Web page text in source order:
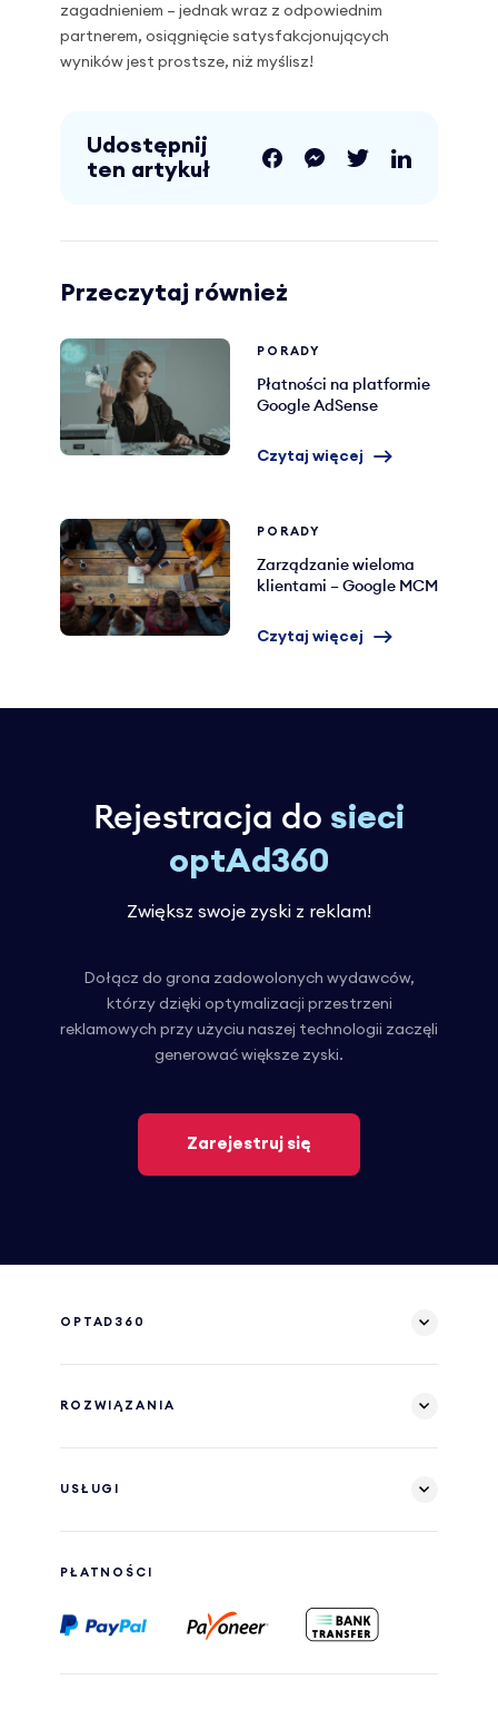
zagadnieniem – jednak wraz z odpowiednim
partnerem, osiągnięcie satysfakcjonujących
wyników jest prostsze, niż myślisz!
Udostępnij
ten artykuł
Przeczytaj również
PORADY
Płatności na platformie
Google AdSense
Czytaj więcej
PORADY
Zarządzanie wieloma
klientami – Google MCM
Czytaj więcej
Rejestracja do sieci
optAd360
Zwiększ swoje zyski z reklam!
Dołącz do grona zadowolonych wydawców,
którzy dzięki optymalizacji przestrzeni
reklamowych przy użyciu naszej technologii zaczęli
generować większe zyski.
Zarejestruj się
OPTAD360
ROZWIĄZANIA
USŁUGI
PŁATNOŚCI